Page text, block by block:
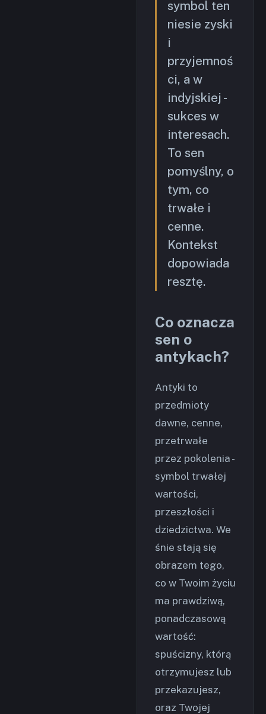
symbol ten
niesie zyski
i
przyjemnoś
ci, a w
indyjskiej -
sukces w
interesach.
To sen
pomyślny, o
tym, co
trwałe i
cenne.
Kontekst
dopowiada
resztę.
Co oznacza
sen o
antykach?
Antyki to
przedmioty
dawne, cenne,
przetrwałe
przez pokolenia -
symbol trwałej
wartości,
przeszłości i
dziedzictwa. We
śnie stają się
obrazem tego,
co w Twoim życiu
ma prawdziwą,
ponadczasową
wartość:
spuścizny, którą
otrzymujesz lub
przekazujesz,
oraz Twojej